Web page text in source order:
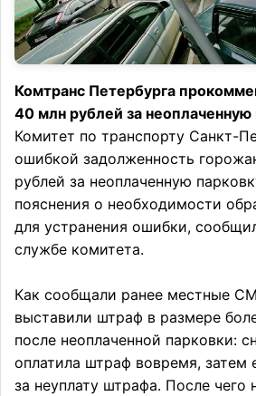
Комтранс Петербурга
40 млн рублей за неоплаченную
Комитет по транспорту Санкт-
ошибкой задолженность
рублей за неоплаченную
пояснения о необходимости
для устранения ошибки,
службе комитета.
Как сообщали ранее местные
выставили штраф в размере
после неоплаченной парковки:
оплатила штраф вовремя,
за неуплату штрафа. После чего